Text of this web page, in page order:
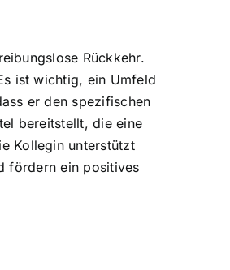
Rückkehr.
ist wichtig, ein Umfeld
er den spezifischen
bereitstellt, die eine
Kollegin unterstützt
fördern ein positives